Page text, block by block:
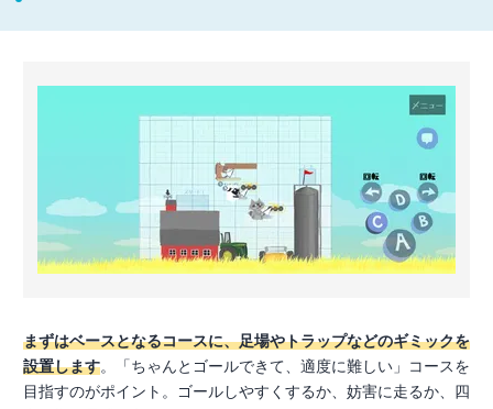
まずはベースとなるコースに、足場やトラップなどのギミックを
設置します。「ちゃんとゴールできて、適度に難しい」コースを
目指すのがポイント。ゴールしやすくするか、妨害に走るか、四